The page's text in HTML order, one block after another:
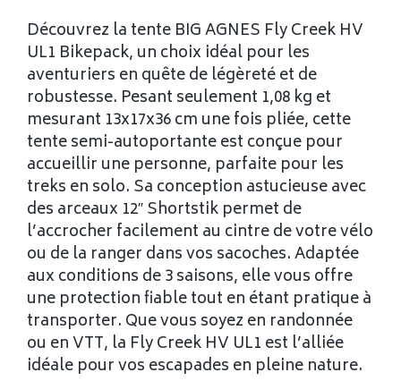
Découvrez la tente BIG AGNES Fly Creek HV
UL1 Bikepack, un choix idéal pour les
aventuriers en quête de légèreté et de
robustesse. Pesant seulement 1,08 kg et
mesurant 13x17x36 cm une fois pliée, cette
tente semi-autoportante est conçue pour
accueillir une personne, parfaite pour les
treks en solo. Sa conception astucieuse avec
des arceaux 12″ Shortstik permet de
l’accrocher facilement au cintre de votre vélo
ou de la ranger dans vos sacoches. Adaptée
aux conditions de 3 saisons, elle vous offre
une protection fiable tout en étant pratique à
transporter. Que vous soyez en randonnée
ou en VTT, la Fly Creek HV UL1 est l’alliée
idéale pour vos escapades en pleine nature.